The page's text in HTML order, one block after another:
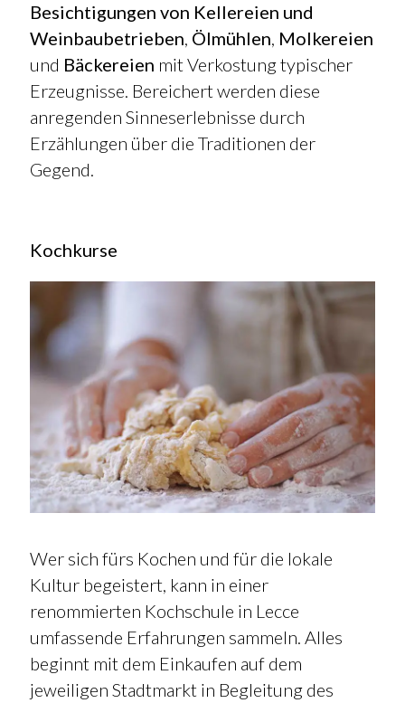
Besichtigungen von Kellereien und
Weinbaubetrieben, Ölmühlen, Molkereien
und Bäckereien mit Verkostung typischer
Erzeugnisse. Bereichert werden diese
anregenden Sinneserlebnisse durch
Erzählungen über die Traditionen der
Gegend.
Kochkurse
Wer sich fürs Kochen und für die lokale
Kultur begeistert, kann in einer
renommierten Kochschule in Lecce
umfassende Erfahrungen sammeln. Alles
beginnt mit dem Einkaufen auf dem
jeweiligen Stadtmarkt in Begleitung des